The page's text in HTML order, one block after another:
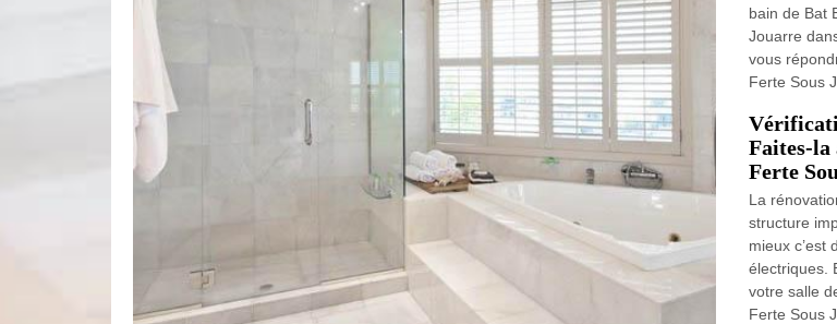
bain de Bat
Jouarre
vous
Ferte Sous
Faites-la
Ferte
La
structure
mieux c’est
électriques.
votre salle
Ferte Sous